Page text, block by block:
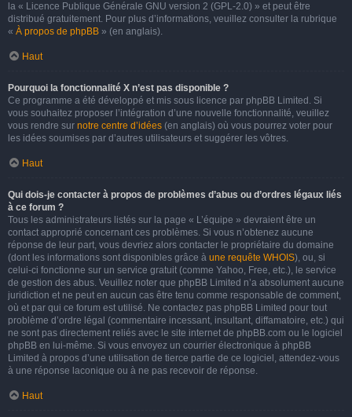
la « Licence Publique Générale GNU version 2 (GPL-2.0) » et peut être
distribué gratuitement. Pour plus d’informations, veuillez consulter la rubrique
« À propos de phpBB » (en anglais).
Haut
Pourquoi la fonctionnalité X n’est pas disponible ?
Ce programme a été développé et mis sous licence par phpBB Limited. Si
vous souhaitez proposer l’intégration d’une nouvelle fonctionnalité, veuillez
vous rendre sur notre centre d’idées (en anglais) où vous pourrez voter pour
les idées soumises par d’autres utilisateurs et suggérer les vôtres.
Haut
Qui dois-je contacter à propos de problèmes d’abus ou d’ordres légaux liés
à ce forum ?
Tous les administrateurs listés sur la page « L’équipe » devraient être un
contact approprié concernant ces problèmes. Si vous n’obtenez aucune
réponse de leur part, vous devriez alors contacter le propriétaire du domaine
(dont les informations sont disponibles grâce à une requête WHOIS), ou, si
celui-ci fonctionne sur un service gratuit (comme Yahoo, Free, etc.), le service
de gestion des abus. Veuillez noter que phpBB Limited n’a absolument aucune
juridiction et ne peut en aucun cas être tenu comme responsable de comment,
où et par qui ce forum est utilisé. Ne contactez pas phpBB Limited pour tout
problème d’ordre légal (commentaire incessant, insultant, diffamatoire, etc.) qui
ne sont pas directement reliés avec le site internet de phpBB.com ou le logiciel
phpBB en lui-même. Si vous envoyez un courrier électronique à phpBB
Limited à propos d’une utilisation de tierce partie de ce logiciel, attendez-vous
à une réponse laconique ou à ne pas recevoir de réponse.
Haut